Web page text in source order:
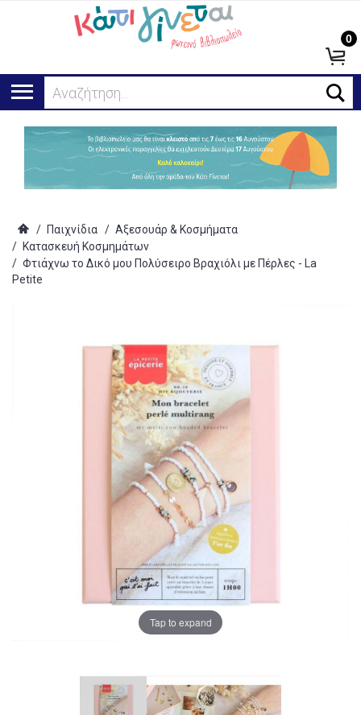
Αναζήτηση...
0
/ Παιχνίδια / Αξεσουάρ & Κοσμήματα
/ Κατασκευή Κοσμημάτων
/ Φτιάχνω το Δικό μου Πολύσειρο Βραχιόλι με Πέρλες - La
Petite
Tap to expand